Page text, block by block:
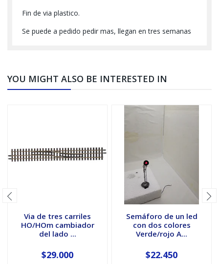
Fin de via plastico.
Se puede a pedido pedir mas, llegan en tres semanas
YOU MIGHT ALSO BE INTERESTED IN
Via de tres carriles
HO/HOm cambiador
del lado ...
$29.000
Semáforo de un led
con dos colores
Verde/rojo A...
$22.450